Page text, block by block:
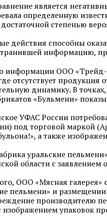
является
определенную
степенью
действия способны
информацию,
информации ООО «Трейд-
отсутствует
динамику. В
«Бульмени»
УФАС России
под торговой маркой
а также
уральские
области с
ООО «Мясная
пельмени» и
производителю
изображением упаковок